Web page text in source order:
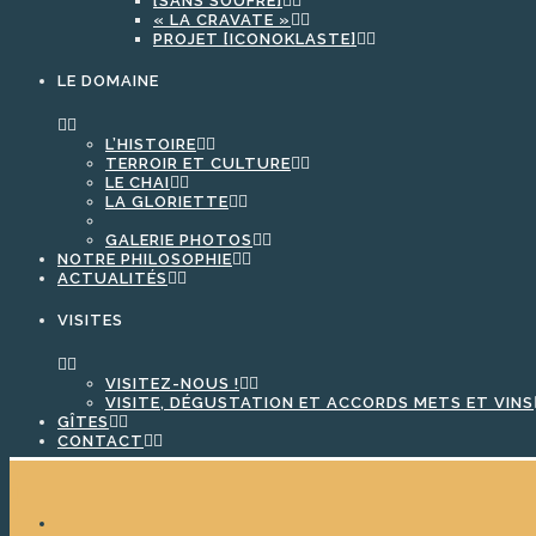
« LA CRAVATE »
PROJET [ICONOKLASTE]
LE DOMAINE
L’HISTOIRE
TERROIR ET CULTURE
LE CHAI
LA GLORIETTE
GALERIE PHOTOS
NOTRE PHILOSOPHIE
ACTUALITÉS
VISITES
VISITEZ-NOUS !
VISITE, DÉGUSTATION ET ACCORDS METS ET VINS
GÎTES
CONTACT